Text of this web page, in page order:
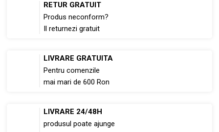
RETUR GRATUIT
Produs neconform?
Il returnezi gratuit
LIVRARE GRATUITA
Pentru comenzile
mai mari de 600 Ron
LIVRARE 24/48H
produsul poate ajunge